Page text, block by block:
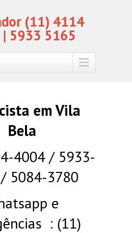
(11) 4114
5933 5165
em Vila
Bela
4004 / 5933-
5084-3780
e
: (11)